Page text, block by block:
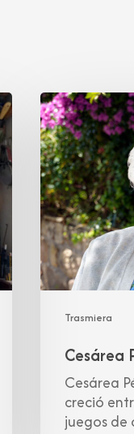
Trasmiera
Cesárea
Pérez
Hoz
Cesárea
Cesárea
creció
juegos